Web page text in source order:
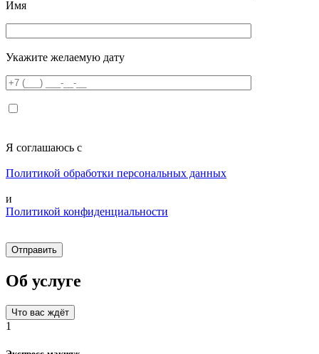
Имя
Укажите желаемую дату
Я соглашаюсь с
Политикой обработки персональных данных
и
Политикой конфиденциальности
Об услуге
Что вас ждёт
1